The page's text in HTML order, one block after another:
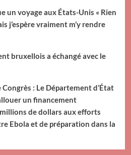
un voyage aux États-Unis « Rien
j’espère vraiment m’y rendre
bruxellois a échangé avec le
: Le Département d’État
un financement
de dollars aux efforts
Ebola et de préparation dans la